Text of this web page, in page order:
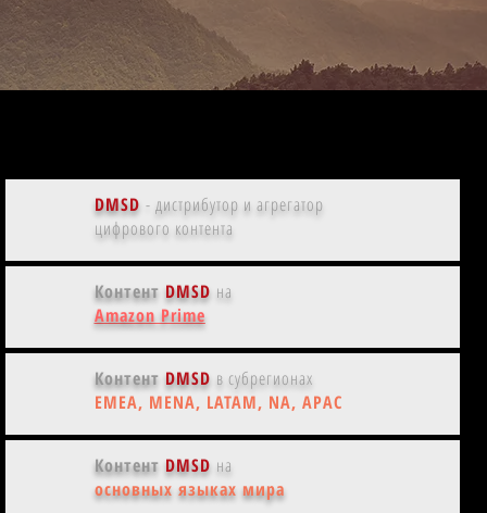
| Марина фон Дитмар,
DMSD - дистрибутор и агрегатор
цифрового контента
Контент DMSD на
Amazon Prime
Контент DMSD в субрегионах
EMEA, MENA, LATAM, NA, APAC
Контент DMSD на
основных языках мира